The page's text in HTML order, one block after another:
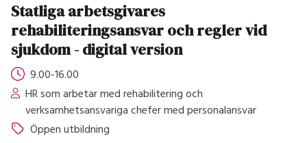
Statliga arbetsgivares
rehabiliteringsansvar och regler vid
sjukdom - digital version
9.00-16.00
HR som arbetar med rehabilitering och
verksamhetsansvariga chefer med personalansvar
Öppen utbildning